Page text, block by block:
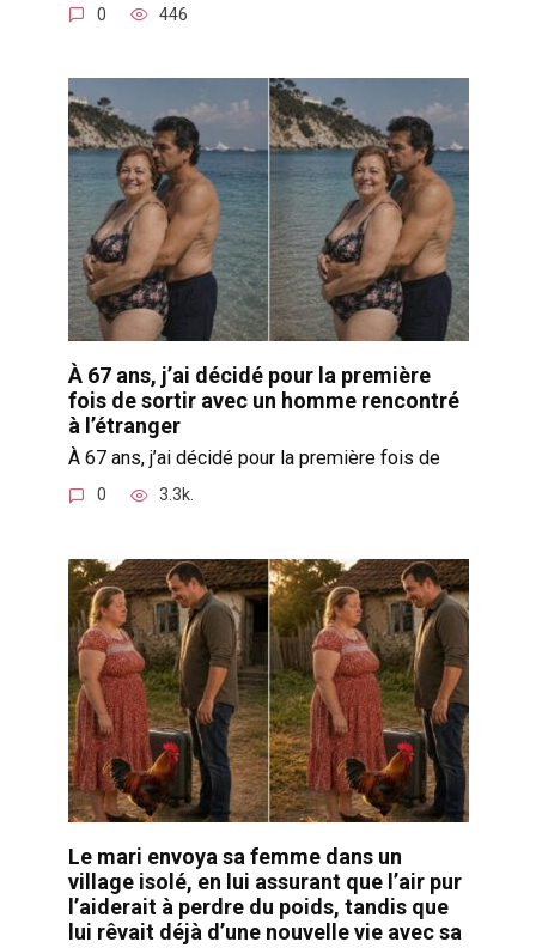
0 446
À 67 ans, j’ai décidé pour la première
fois de sortir avec un homme rencontré
à l’étranger
À 67 ans, j’ai décidé pour la première fois de
0 3.3k.
Le mari envoya sa femme dans un
village isolé, en lui assurant que l’air pur
l’aiderait à perdre du poids, tandis que
lui rêvait déjà d’une nouvelle vie avec sa